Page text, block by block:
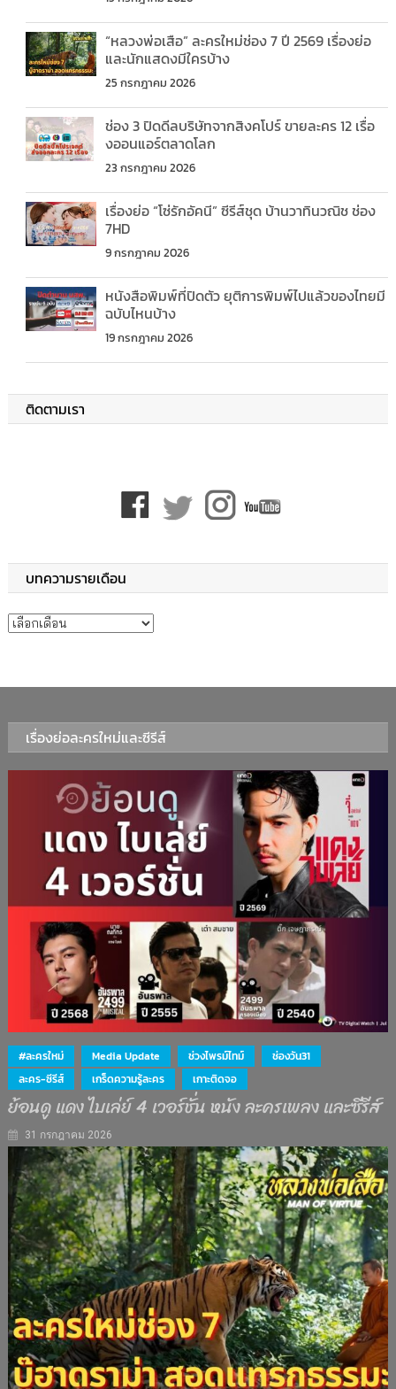
“หลวงพ่อเสือ” ละครใหม่ช่อง 7 ปี 2569 เรื่องย่อ
และนักแสดงมีใครบ้าง
25 กรกฎาคม 2026
ช่อง 3 ปิดดีลบริษัทจากสิงคโปร์ ขายละคร 12 เรื่อ
งออนแอร์ตลาดโลก
23 กรกฎาคม 2026
เรื่องย่อ “โซ่รักอัคนี” ซีรีส์ชุด บ้านวาทินวณิช ช่อง
7HD
9 กรกฎาคม 2026
หนังสือพิมพ์ที่ปิดตัว ยุติการพิมพ์ไปแล้วของไทยมี
ฉบับไหนบ้าง
19 กรกฎาคม 2026
ติดตามเรา
บทความรายเดือน
บทความรายเดือน
เรื่องย่อละครใหม่และซีรีส์
#ละครใหม่ Media Update ช่วงไพรม์ไทม์
ช่องวัน31
ละคร-ซีรีส์
เกร็ดความรู้ละคร เกาะติดจอ
ย้อนดู แดง ไบเล่ย์ 4 เวอร์ชั่น หนัง ละครเพลง และซีรีส์
31 กรกฎาคม 2026